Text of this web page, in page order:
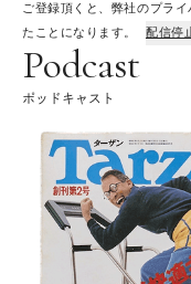
ご登録頂くと、弊社のプラ
たことになります。
配信停
Podcast
ポッドキャスト